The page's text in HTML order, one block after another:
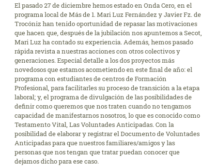
El pasado 27 de diciembre hemos estado en Onda Cero, en el
programa local de Más de 1. Mari Luz Fernández y Javier Fz. de
Trocóniz han tenido oportunidad de repasar las motivaciones
que hacen que, después de la jubilación nos apuntemos a Secot,
Mari Luz ha contado su experiencia. Además, hemos pasado
rápida revista a nuestras acciones con otros colectivos y
generaciones. Especial detalle a los dos proyectos más
novedosos que estamos acometiendo en este final de año: el
programa con estudiantes de centros de Formación
Profesional, para facilitarles su proceso de transición a la etapa
laboral; y, el programa de divulgación de las posibilidades de
definir como queremos que nos traten cuando no tengamos
capacidad de manifestarnos nosotros, lo que es conocido como
Testamento Vital, Las Voluntades Anticipadas. Con la
posibilidad de elaborar y registrar el Documento de Voluntades
Anticipadas para que nuestros familiares/amigos y las
personas que nos tengan que tratar puedan conocer que
dejamos dicho para ese caso.